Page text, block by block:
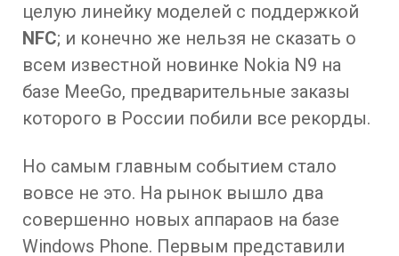
целую линейку моделей с поддержкой
NFC; и конечно же нельзя не сказать о
всем известной новинке Nokia N9 на
базе MeeGo, предварительные заказы
которого в России побили все рекорды.
Но самым главным событием стало
вовсе не это. На рынок вышло два
совершенно новых аппараов на базе
Windows Phone. Первым представили